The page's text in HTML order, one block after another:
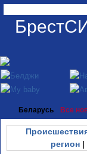
Беларусь Все
регион |